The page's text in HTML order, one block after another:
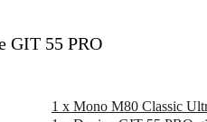
GIT 55 PRO